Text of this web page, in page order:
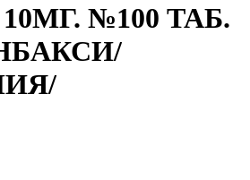
№100 ТАБ.